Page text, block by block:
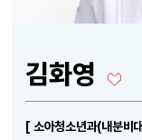
김화영
[ 소아청소년과(내분비